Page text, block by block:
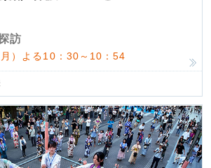
訪
）よる10：30～10：54